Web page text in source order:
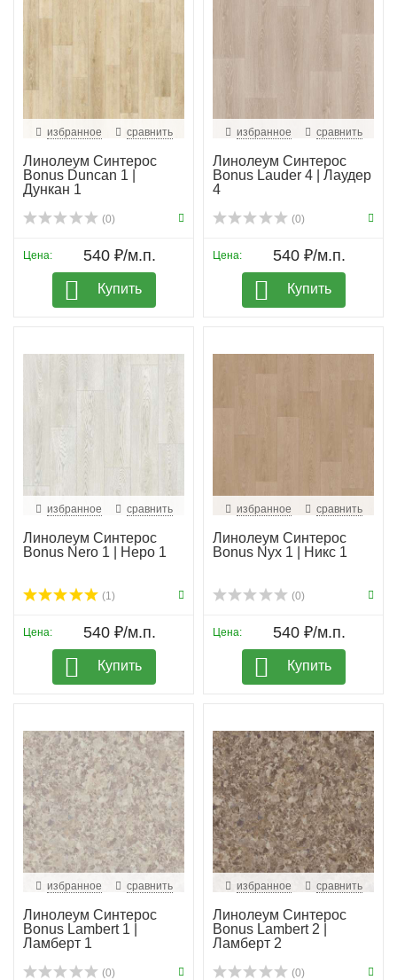
избранное сравнить
Линолеум Синтерос
Bonus Duncan 1 |
Дункан 1
(0)
Цена: 540 ₽/м.п.
Купить
избранное сравнить
Линолеум Синтерос
Bonus Lauder 4 | Лаудер
4
(0)
Цена: 540 ₽/м.п.
Купить
избранное сравнить
Линолеум Синтерос
Bonus Nero 1 | Неро 1
(1)
Цена: 540 ₽/м.п.
Купить
избранное сравнить
Линолеум Синтерос
Bonus Nyx 1 | Никс 1
(0)
Цена: 540 ₽/м.п.
Купить
избранное сравнить
Линолеум Синтерос
Bonus Lambert 1 |
Ламберт 1
(0)
избранное сравнить
Линолеум Синтерос
Bonus Lambert 2 |
Ламберт 2
(0)